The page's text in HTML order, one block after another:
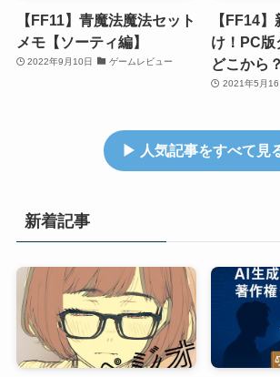
【FF11】青魔法魔法セット
メモ【ソーティ編】
2022年9月10日 ゲームレビュー
【FF14
け！PC版
どこから？
2021年5月16
▶ 人気記事をすべて見
新着記事